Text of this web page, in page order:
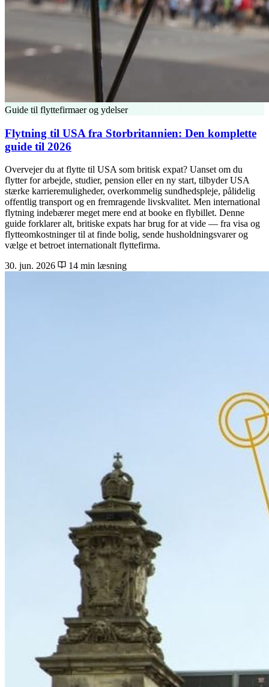
Guide til flyttefirmaer og ydelser
Flytning til USA fra Storbritannien: Den komplette
guide til 2026
Overvejer du at flytte til USA som britisk expat? Uanset om du
flytter for arbejde, studier, pension eller en ny start, tilbyder USA
stærke karrieremuligheder, overkommelig sundhedspleje, pålidelig
offentlig transport og en fremragende livskvalitet. Men international
flytning indebærer meget mere end at booke en flybillet. Denne
guide forklarer alt, britiske expats har brug for at vide — fra visa og
flytteomkostninger til at finde bolig, sende husholdningsvarer og
vælge et betroet internationalt flyttefirma.
30. jun. 2026
14 min læsning